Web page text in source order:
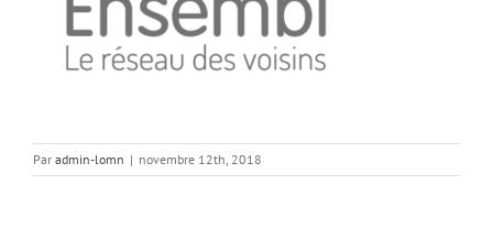
Par admin-lomn | novembre 12th, 2018